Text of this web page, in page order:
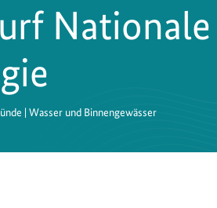
Nationale
| Wasser und Binnengewässer